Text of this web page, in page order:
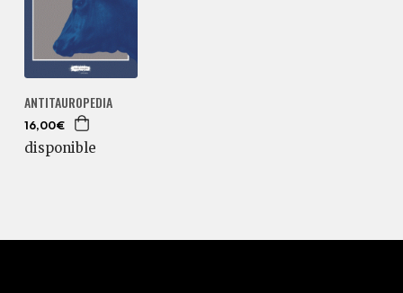
ANTITAUROPEDIA
16,00€
disponible